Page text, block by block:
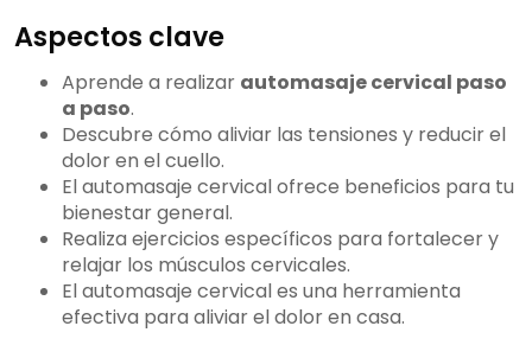
Aspectos clave
Aprende a realizar automasaje cervical paso
a paso.
Descubre cómo aliviar las tensiones y reducir el
dolor en el cuello.
El automasaje cervical ofrece beneficios para tu
bienestar general.
Realiza ejercicios específicos para fortalecer y
relajar los músculos cervicales.
El automasaje cervical es una herramienta
efectiva para aliviar el dolor en casa.